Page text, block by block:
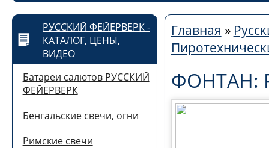
РУССКИЙ ФЕЙЕРВЕРК -
КАТАЛОГ, ЦЕНЫ,
ВИДЕО
Батареи салютов РУССКИЙ
ФЕЙЕРВЕРК
Бенгальские свечи, огни
Римские свечи
Главная »
ФОНТАН: